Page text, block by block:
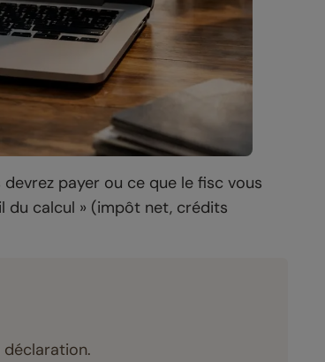
payer ou ce que le fisc vous
du calcul » (impôt net, crédits